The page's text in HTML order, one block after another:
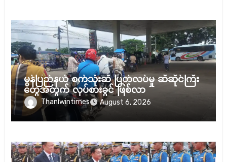
သတင်း
မွန်ပြည်နယ် စက်သုံးဆီ ပြတ်လပ်မှု ဆီဆိုင်ကြီး
တွေအတွက် လုပ်စားခွင် ဖြစ်လာ
Thanlwintimes August 6, 2026